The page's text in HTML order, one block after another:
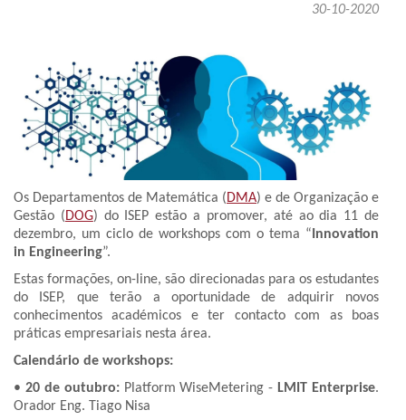
30-10-2020
Os Departamentos de Matemática (DMA) e de Organização e
Gestão (DOG) do ISEP estão a promover, até ao dia 11 de
dezembro, um ciclo de workshops com o tema “ Innovation
in Engineering”.
Estas formações, on-line, são direcionadas para os estudantes
do ISEP, que terão a oportunidade de adquirir novos
conhecimentos académicos e ter contacto com as boas
práticas empresariais nesta área.
Calendário de workshops:
• 20 de outubro: Platform WiseMetering - LMIT Enterprise.
Orador Eng. Tiago Nisa